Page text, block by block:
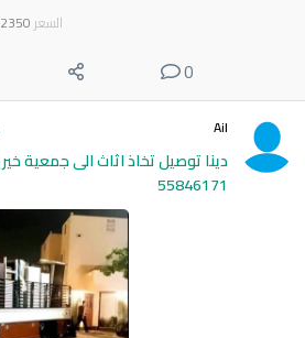
السعر 2350
0
Ail
55846171